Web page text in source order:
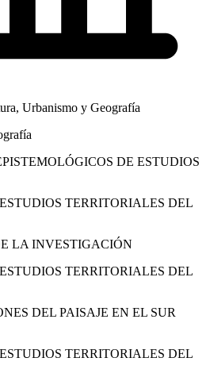
Urbanismo y Geografía
DE ESTUDIOS
TERRITORIALES DEL
LA INVESTIGACIÓN
TERRITORIALES DEL
DEL PAISAJE EN EL SUR
TERRITORIALES DEL